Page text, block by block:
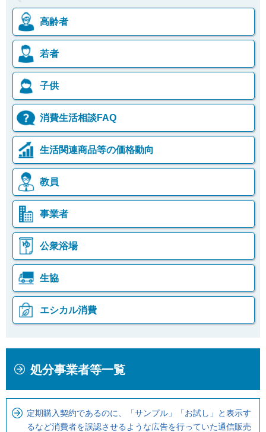
高齢者
若者
子供
消費生活相談FAQ
生活関連商品等の価格動向
教員
事業者
公衆浴場
生協
エシカル消費
ま
ロ
処分事業者等一覧
定期購入契約であるのに、「サンプル」「お試し」と表示す
るなど消費者を誤認させるような広告を行っていた通信販売